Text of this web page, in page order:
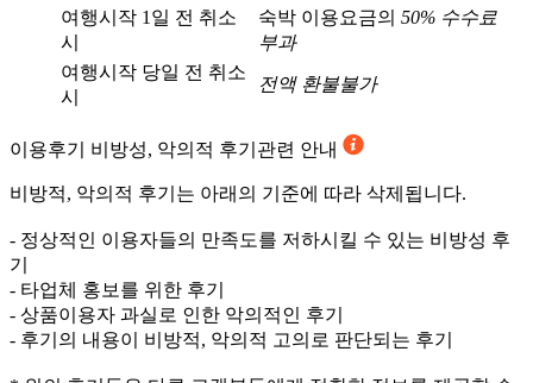
여행시작 1일 전 취소
시
숙박 이용요금의 50% 수수료
부과
여행시작 당일 전 취소
시
전액 환불불가
이용후기 비방성, 악의적 후기관련 안내
비방적, 악의적 후기는 아래의 기준에 따라 삭제됩니다.
- 정상적인 이용자들의 만족도를 저하시킬 수 있는 비방성 후
기
- 타업체 홍보를 위한 후기
- 상품이용자 과실로 인한 악의적인 후기
- 후기의 내용이 비방적, 악의적 고의로 판단되는 후기